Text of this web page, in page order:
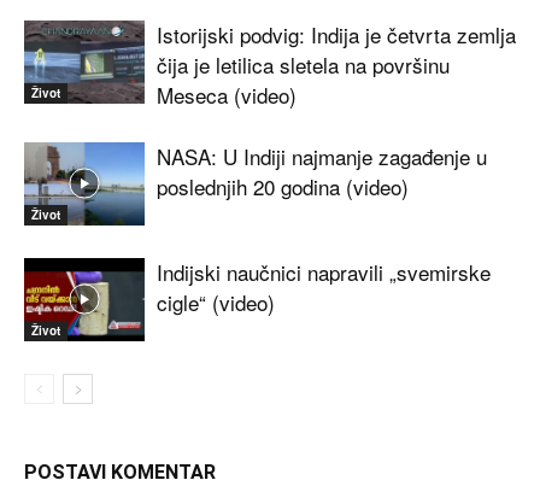
Život
Istorijski podvig: Indija je četvrta zemlja
čija je letilica sletela na površinu
Meseca (video)
Život
NASA: U Indiji najmanje zagađenje u
poslednjih 20 godina (video)
Život
Indijski naučnici napravili „svemirske
cigle“ (video)
POSTAVI KOMENTAR